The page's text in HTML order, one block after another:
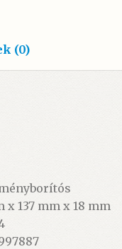
(0)
x 137 mm x 18 mm